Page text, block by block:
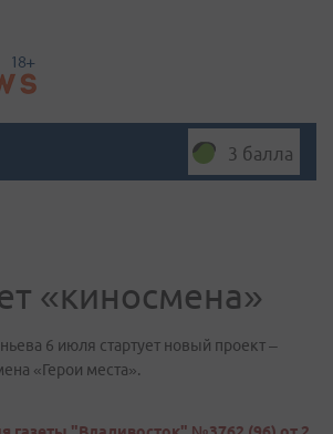
3 балла
«киносмена»
6 июля стартует новый проект –
«Герои места».